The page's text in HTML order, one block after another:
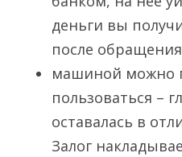
деньги вы
после
машиной можно
пользоваться –
оставалась в
Залог